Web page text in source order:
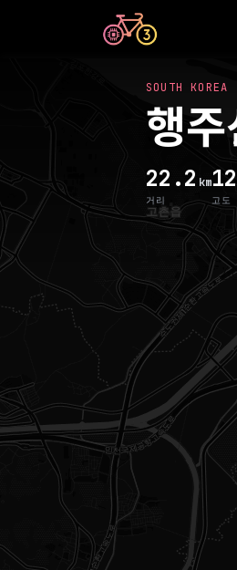
SOUTH KOREA
행
22.2 km
거리 고도